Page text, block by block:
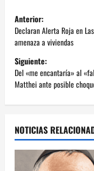
N
a
v
e
c
Anterior:
Declaran Alerta Roja en
amenaza a viviendas
Siguiente:
Del «me encantaría» al
Matthei ante posible
NOTICIAS